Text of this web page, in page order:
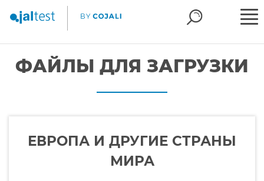
ФАЙЛЫ ДЛЯ ЗАГРУЗКИ
ЕВРОПА И ДРУГИЕ СТРАНЫ
МИРА